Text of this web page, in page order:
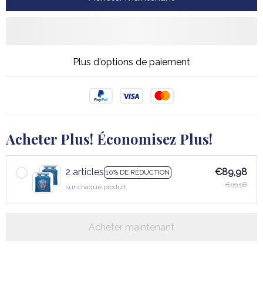
Plus d'options de paiement
Acheter Plus! Économisez Plus!
2 articles 10% DE RÉDUCTION
sur chaque produit
€89,98
€99,98
Acheter maintenant